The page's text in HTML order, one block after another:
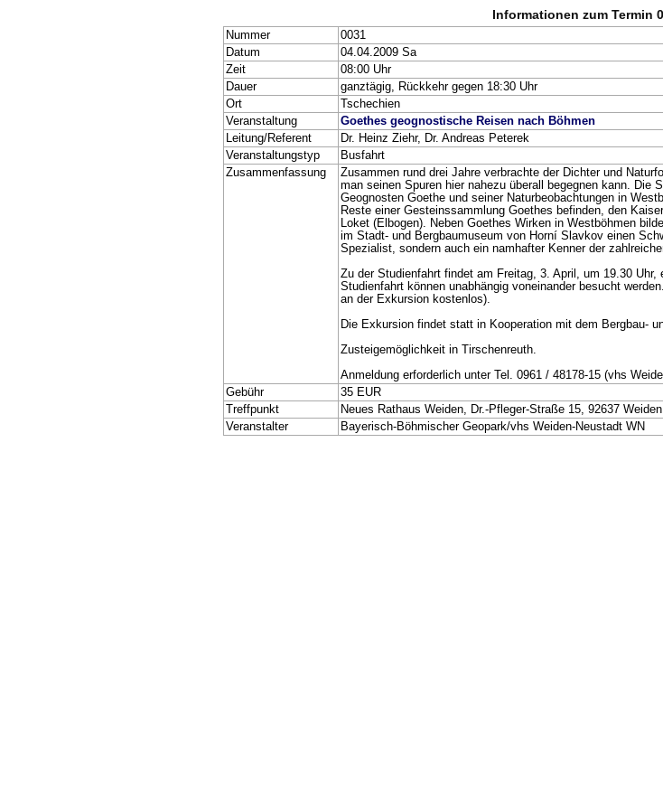
Informationen zum Termin
Nummer
0031
Datum
04.04.2009 Sa
Zeit
08:00 Uhr
Dauer
ganztägig, Rückkehr gegen 18:30 Uhr
Ort
Tschechien
Veranstaltung
Goethes geognostische Reisen nach Böhmen
Leitung/Referent
Dr. Heinz Ziehr, Dr. Andreas Peterek
Veranstaltungstyp
Busfahrt
Zusammenfassung
Zusammen rund drei Jahre verbrachte der Dichter und
man seinen Spuren hier nahezu überall begegnen kann. Die
Geognosten Goethe und seiner Naturbeobachtungen in
Reste einer Gesteinssammlung Goethes befinden, den
Loket (Elbogen). Neben Goethes Wirken in Westböhmen
im Stadt- und Bergbaumuseum von Horní Slavkov einen
Spezialist, sondern auch ein namhafter Kenner der
Zu der Studienfahrt findet am Freitag, 3. April, um 19.30
Studienfahrt können unabhängig voneinander besucht
an der Exkursion kostenlos).
Die Exkursion findet statt in Kooperation mit dem Bergbau-
Zusteigemöglichkeit in Tirschenreuth.
Anmeldung erforderlich unter Tel. 0961 / 48178-15 (vhs
Gebühr
35 EUR
Treffpunkt
Neues Rathaus Weiden, Dr.-Pfleger-Straße 15, 92637 Weiden
Veranstalter
Bayerisch-Böhmischer Geopark/vhs Weiden-Neustadt WN